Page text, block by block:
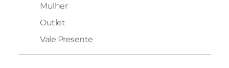
Mulher
Outlet
Vale Presente